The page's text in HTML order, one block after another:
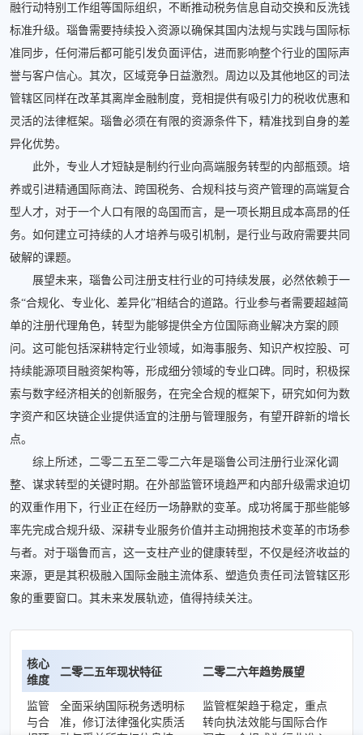
融行动特别工作组等国际组织，不断推动税务信息自动交换和反洗钱
标准升级。瑙鲁需要持续投入资源以确保其国内法规与实践与国际标
准同步，任何滞后都可能引发负面评估，进而影响整个行业的国际声
誉与客户信心。其次，区域竞争日益激烈。周边以及其他地区的司法
管辖区同样在改革其离岸金融制度，竞相提供有吸引力的税收优惠和
灵活的法律框架。瑙鲁必须在有限的资源条件下，精准找到自身的差
异化优势。
此外，专业人才短缺是制约行业向高端服务转型的内部瓶颈。培
养或引进精通国际商法、跨国税务、合规科技与资产管理的高端复合
型人才，对于一个人口有限的岛国而言，是一项长期且成本高昂的任
务。如何建立可持续的人才培养与吸引机制，是行业与政府需要共同
破解的课题。
展望未来，瑙鲁公司注册支柱行业的可持续发展，必然依赖于一
条“合规化、专业化、差异化”相结合的道路。行业参与者需要超越简
单的注册代理角色，转型为能够提供全方位国际商业解决方案的顾
问。这可能包括深耕特定行业领域，如海事服务、知识产权控股、可
持续能源项目融资架构等，形成细分领域的专业口碑。同时，积极探
索与数字经济相关的创新服务，在完全合规的框架下，研究如何为数
字资产和区块链企业提供适宜的注册与管理服务，有望开辟新的增长
点。
综上所述，二零二五至二零二六年是瑙鲁公司注册行业深化调
整、谋求转型的关键时期。在外部监管环境趋严和内部升级需求迫切
的双重作用下，行业正在经历一场静默的变革。成功将属于那些能够
率先完成合规升级、深耕专业服务价值并主动拥抱技术变革的市场参
与者。对于瑙鲁而言，这一支柱产业的健康转型，不仅是经济收益的
来源，更是其积极融入国际金融主流体系、塑造负责任司法管辖区形
象的重要窗口。其未来发展轨迹，值得持续关注。
核心
维度
二零二五年现状特征 二零二六年趋势展望
监管
与合
全面采纳国际税务透明标
准，修订法律强化实质活
监管框架趋于稳定，重点
转向执法效能与国际合作